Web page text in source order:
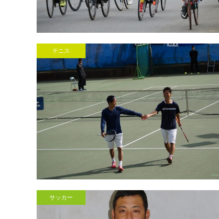
テニス
サッカー